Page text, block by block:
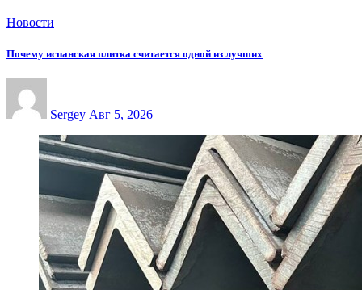
Новости
Почему испанская плитка считается одной из лучших
Sergey Авг 5, 2026